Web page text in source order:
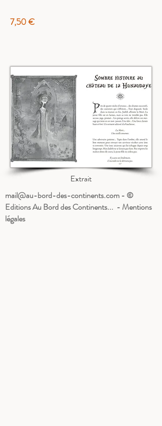
7,50 €
Extrait
mail@au-bord-des-continents.com - ©
Editions Au Bord des Continents... - Mentions
légales